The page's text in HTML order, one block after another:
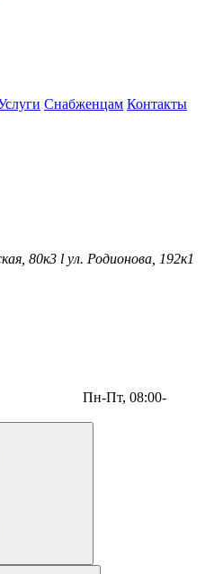
Снабженцам Контакты
80к3 l ул. Родионова, 192к1
Пн-Пт, 08:00-